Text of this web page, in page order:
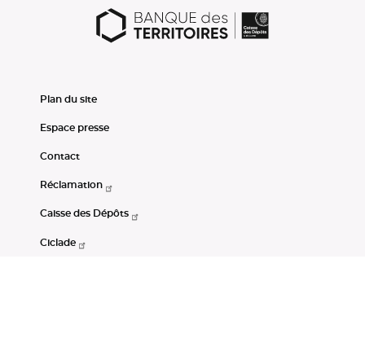
Plan du site
Espace presse
Contact
Réclamation
Caisse des Dépôts
Ciclade